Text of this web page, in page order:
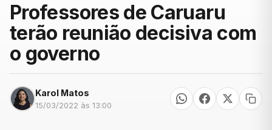
Professores de Caruaru
terão reunião decisiva com
o governo
Karol Matos
15/03/2022 às 13:00